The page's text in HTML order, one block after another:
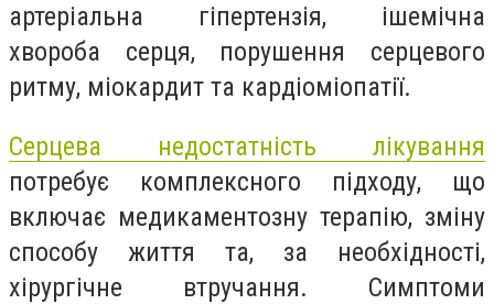
артеріальна гіпертензія, ішемічна
хвороба серця, порушення серцевого
ритму, міокардит та кардіоміопатії.
Серцева недостатність лікування
потребує комплексного підходу, що
включає медикаментозну терапію, зміну
способу життя та, за необхідності,
хірургічне втручання. Симптоми